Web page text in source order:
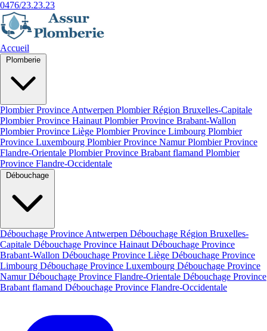
0476/23.23.23
Accueil
Plombier Province Antwerpen Plombier Région Bruxelles-Capitale
Plombier Province Hainaut Plombier Province Brabant-Wallon
Plombier Province Liège Plombier Province Limbourg Plombier
Province Luxembourg Plombier Province NamurPlombier Province
Flandre-Orientale Plombier Province Brabant flamand Plombier
Province Flandre-Occidentale
Débouchage Province Antwerpen Débouchage Région Bruxelles-
Capitale Débouchage Province Hainaut Débouchage Province
Brabant-Wallon Débouchage Province Liège Débouchage Province
Limbourg Débouchage Province Luxembourg Débouchage Province
NamurDébouchage Province Flandre-Orientale Débouchage Province
Brabant flamand Débouchage Province Flandre-Occidentale